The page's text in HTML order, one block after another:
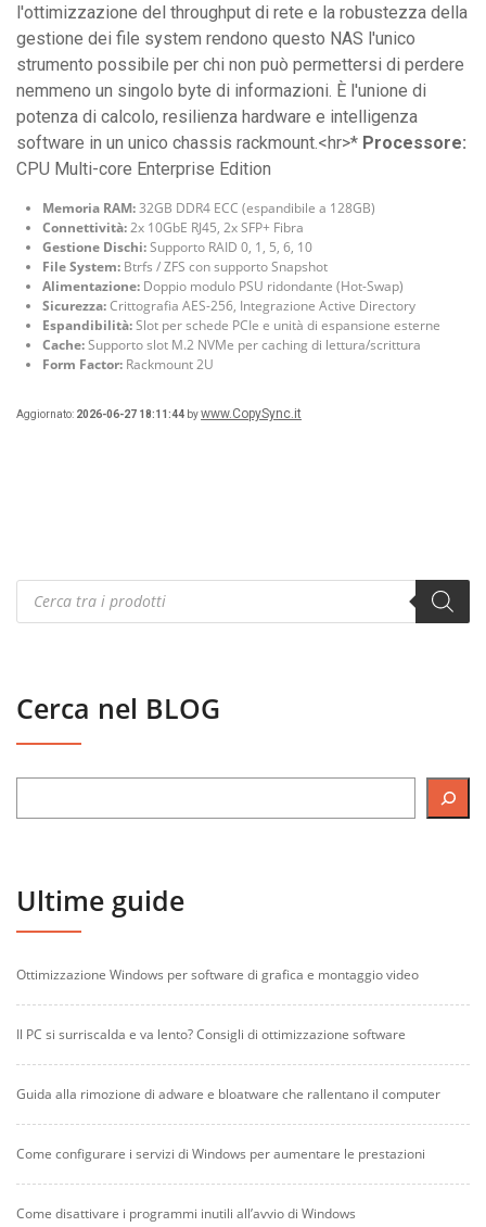
l'ottimizzazione del throughput di rete e la robustezza della
gestione dei file system rendono questo NAS l'unico
strumento possibile per chi non può permettersi di perdere
nemmeno un singolo byte di informazioni. È l'unione di
potenza di calcolo, resilienza hardware e intelligenza
software in un unico chassis rackmount.<hr>* Processore:
CPU Multi-core Enterprise Edition
Memoria RAM:32GB DDR4 ECC (espandibile a 128GB)
Connettività:2x 10GbE RJ45, 2x SFP+ Fibra
Gestione Dischi:Supporto RAID 0, 1, 5, 6, 10
File System: Btrfs / ZFS con supporto Snapshot
Alimentazione: Doppio modulo PSU ridondante (Hot-Swap)
Sicurezza:Crittografia AES-256, Integrazione Active Directory
Espandibilità:Slot per schede PCIe e unità di espansione esterne
Cache:Supporto slot M.2 NVMe per caching di lettura/scrittura
Form Factor: Rackmount 2U
Aggiornato: 2026-06-27 18:11:44 bywww.CopySync.it
Products
search
Cerca nel BLOG
Ultime guide
Ottimizzazione Windows per software di grafica e montaggio video
Il PC si surriscalda e va lento? Consigli di ottimizzazione software
Guida alla rimozione di adware e bloatware che rallentano il computer
Come configurare i servizi di Windows per aumentare le prestazioni
Come disattivare i programmi inutili all’avvio di Windows